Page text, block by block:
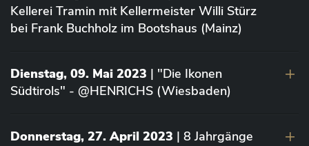
Kellerei Tramin mit Kellermeister Willi Stürz
bei Frank Buchholz im Bootshaus (Mainz)
Dienstag, 09. Mai 2023 | "Die Ikonen
Südtirols" - @HENRICHS (Wiesbaden)
Donnerstag, 27. April 2023 | 8 Jahrgänge